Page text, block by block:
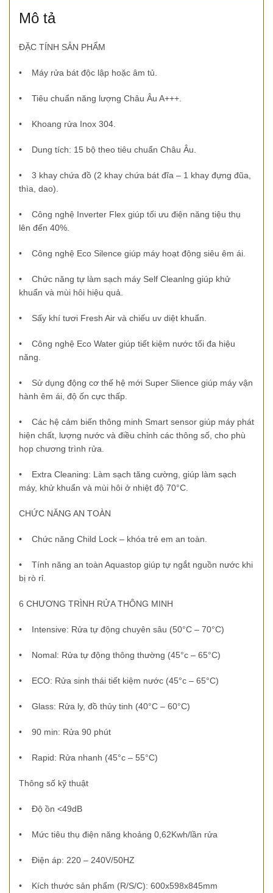
Mô tả
ĐẶC TÍNH SẲN PHẨM
• Máy rửa bát độc lập hoặc âm tủ.
• Tiêu chuẩn năng lượng Châu Âu A+++.
• Khoang rửa Inox 304.
• Dung tích: 15 bộ theo tiêu chuẩn Châu Âu.
• 3 khay chứa đồ (2 khay chứa bát đĩa – 1 khay đựng đũa,
thìa, dao).
• Công nghệ Inverter Flex giúp tối ưu điện năng tiệu thụ
lên đến 40%.
• Công nghệ Eco Silence giúp máy hoạt động siêu êm ái.
• Chức năng tự làm sạch máy Self Cleanlng giúp khử
khuẩn và mùi hôi hiệu quả.
• Sấy khí tươi Fresh Air và chiếu uv diệt khuẩn.
• Công nghệ Eco Water giúp tiết kiệm nước tối đa hiệu
năng.
• Sử dụng động cơ thế hệ mới Super Slience giúp máy vận
hành êm ái, độ ốn cực thấp.
• Các hệ cảm biến thông minh Smart sensor giúp máy phát
hiện chất, lượng nước và điều chỉnh các thông số, cho phù
họp chương trình rửa.
• Extra Cleaning: Làm sạch tăng cường, giúp làm sạch
máy, khử khuẩn và mùi hôi ở nhiệt độ 70°C.
CHỨC NĂNG AN TOÀN
• Chức năng Child Lock – khóa trẻ em an toàn.
• Tính năng an toàn Aquastop giúp tự ngắt nguồn nước khi
bị rò rỉ.
6 CHƯƠNG TRÌNH RỬA THÔNG MINH
• Intensive: Rửa tự động chuyên sâu (50°C – 70°C)
• Nomal: Rửa tự động thông thường (45°c – 65°C)
• ECO: Rửa sinh thái tiết kiệm nước (45°c – 65°C)
• Glass: Rửa ly, đồ thủy tinh (40°C – 60°C)
• 90 min: Rửa 90 phút
• Rapid: Rửa nhanh (45°c – 55°C)
Thông số kỹ thuật
• Độ ồn <49dB
• Mức tiêu thụ điện năng khoảng 0,62Kwh/lần rửa
• Điện áp: 220 – 240V/50HZ
• Kích thước sản phẩm (R/S/C): 600x598x845mm